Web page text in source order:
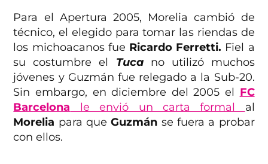
Para el Apertura 2005, Morelia cambió de
técnico, el elegido para tomar las riendas de
los michoacanos fue Ricardo Ferretti. Fiel a
su costumbre el Tucano utilizó muchos
jóvenes y Guzmán fue relegado a la Sub-20.
Sin embargo, en diciembre del 2005 el FC
Barcelona le envió un carta formal al
Morelia para queGuzmán se fuera a probar
con ellos.